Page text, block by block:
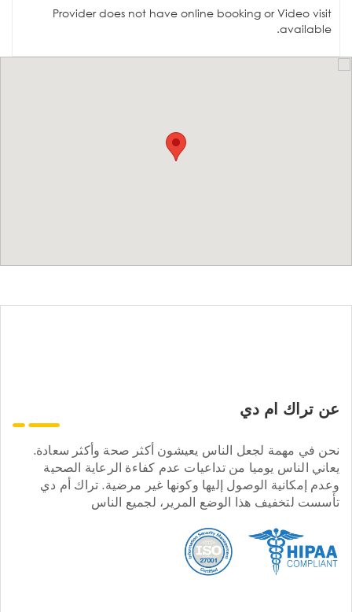
Provider does not have online booking or Video visit
available.
عن تراك ام دي
نحن في مهمة لجعل الناس يعيشون أكثر صحة وأكثر سعادة.
يعاني الناس يوميا من تداعيات عدم كفاءة الرعاية الصحية
وعدم إمكانية الوصول إليها وكونها غير مرضية. تراك أم دي
تأسست لتخفيف هذا الوضع المرير، لجميع الناس